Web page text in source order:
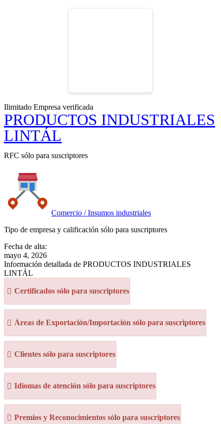
Ilimitado Empresa verificada
PRODUCTOS INDUSTRIALES
LINTÁL
RFC sólo para suscriptores
Comercio / Insumos industriales
Tipo de empresa y calificación sólo para suscriptores
Fecha de alta:
mayo 4, 2026
Información detallada de PRODUCTOS INDUSTRIALES
LINTÁL
Certificados sólo para suscriptores
Áreas de Exportación/Importación sólo para suscriptores
Clientes sólo para suscriptores
Idiomas de atención sólo para suscriptores
Premios y Reconocimientos sólo para suscriptores